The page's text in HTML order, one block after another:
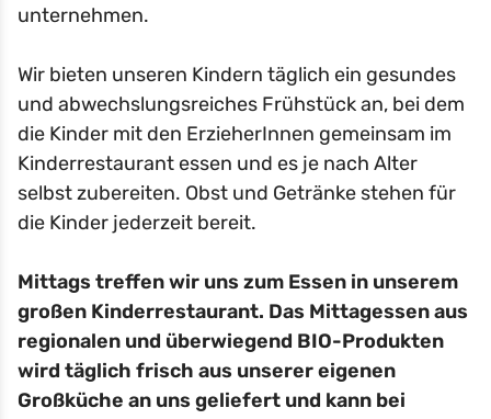
unternehmen.
Wir bieten unseren Kindern täglich ein gesundes
und abwechslungsreiches Frühstück an, bei dem
die Kinder mit den ErzieherInnen gemeinsam im
Kinderrestaurant essen und es je nach Alter
selbst zubereiten. Obst und Getränke stehen für
die Kinder jederzeit bereit.
Mittags treffen wir uns zum Essen in unserem
großen Kinderrestaurant. Das Mittagessen aus
regionalen und überwiegend BIO-Produkten
wird täglich frisch aus unserer eigenen
Großküche an uns geliefert und kann bei